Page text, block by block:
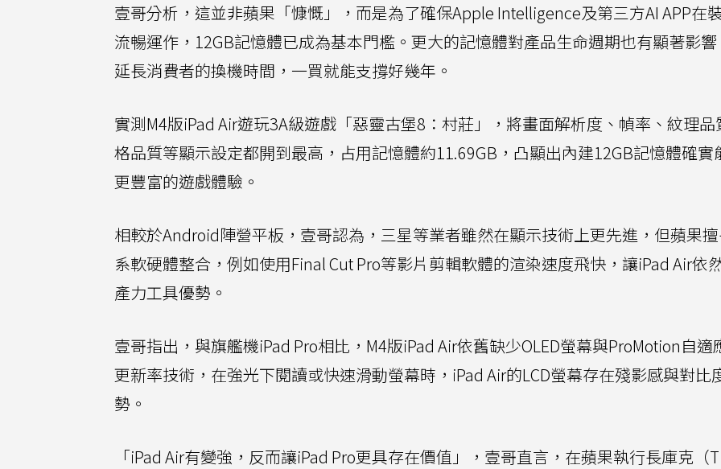
壹哥分析，這並非蘋果「慷慨」，而是為了確保Apple Intelligence及第三方AI APP在
流暢運作，12GB記憶體已成為基本門檻。更大的記憶體對產品生命週期也有顯著影
延長消費者的換機時間，一買就能支撐好幾年。
實測M4版iPad Air遊玩3A級遊戲「惡靈古堡8：村莊」，將畫面解析度、幀率、紋理品
格品質等顯示設定都開到最高，占用記憶體約11.69GB，凸顯出內建12GB記憶體確實
更豐富的遊戲體驗。
相較於Android陣營平板，壹哥認為，三星等業者雖然在顯示技術上更先進，但蘋果
系軟硬體整合，例如使用Final Cut Pro等影片剪輯軟體的渲染速度飛快，讓iPad Air依
產力工具優勢。
壹哥指出，與旗艦機iPad Pro相比，M4版iPad Air依舊缺少OLED螢幕與ProMotion自適
更新率技術，在強光下閱讀或快速滑動螢幕時，iPad Air的LCD螢幕存在殘影感與對比
勢。
「iPad Air有變強，反而讓iPad Pro更具存在價值」，壹哥直言，在蘋果執行長庫克（